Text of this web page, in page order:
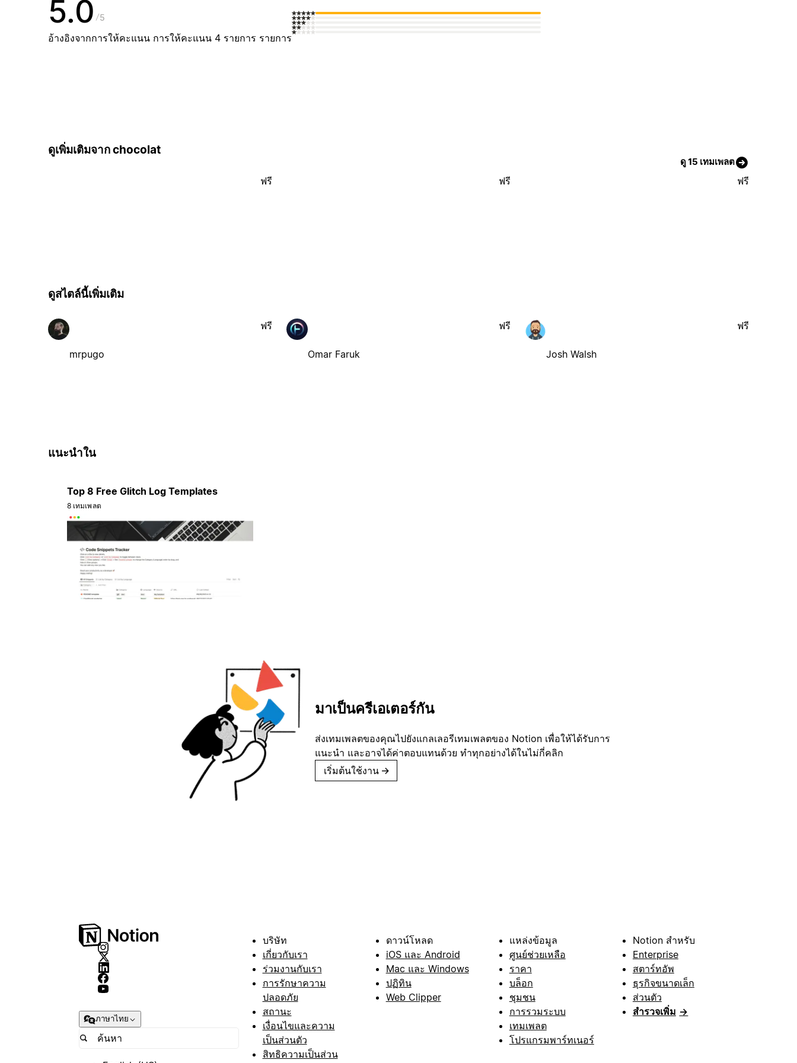
5.0 5
อ้างอิงจากการให้คะแนน การให้คะแนน 4 รายการ รายการ
ดูเพิ่มเติมจาก chocolat
ดู 15 เทมเพลต
ฟรี ฟรี ฟรี
ดูสไตล์นี้เพิ่มเติม
mrpugo
ฟรี
Omar Faruk
ฟรี
Josh Walsh
ฟรี
แนะนำใน
Top 8 Free Glitch Log Templates
8 เทมเพลต
มาเป็นครีเอเตอร์กัน
ส่งเทมเพลตของคุณไปยังแกลเลอรีเทมเพลตของ Notion เพื่อให้ได้รับการ
แนะนำ และอาจได้ค่าตอบแทนด้วย ทำทุกอย่างได้ในไม่กี่คลิก
เริ่มต้นใช้งาน →
ภาษาไทย
บริษัท
เกี่ยวกับเรา
ร่วมงานกับเรา
การรักษาความ
ปลอดภัย
สถานะ
เงื่อนไขและความ
เป็นส่วนตัว
สิทธิความเป็นส่วน
ดาวน์โหลด
iOS และ Android
Mac และ Windows
ปฏิทิน
Web Clipper
แหล่งข้อมูล
ศูนย์ช่วยเหลือ
ราคา
บล็อก
ชุมชน
การรวมระบบ
เทมเพลต
โปรแกรมพาร์ทเนอร์
Notion สำหรับ
Enterprise
สตาร์ทอัพ
ธุรกิจขนาดเล็ก
ส่วนตัว
สำรวจเพิ่ม →